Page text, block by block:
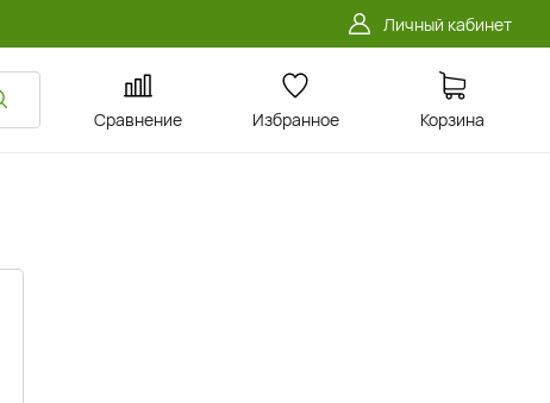
Личный кабинет
Сравнение Избранное Корзина